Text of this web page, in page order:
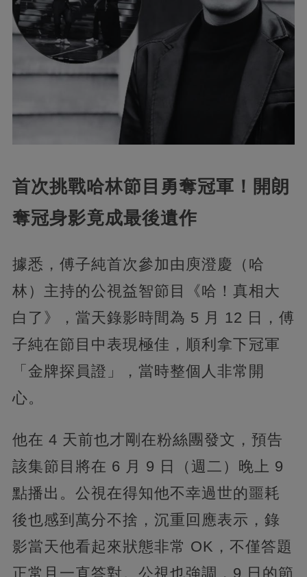
首次挑戰哈林節目勇奪冠軍！開朗
奪冠身影竟成最後遺作
據悉，傅子純首次參加由庾澄慶（哈
林）主持的公視益智節目《哈！真相大
白了》，當天錄影時間為 5 月 12 日，傅
子純在節目中表現極佳，順利拿下冠軍
「金牌探員證」，當時整個人非常開
心。
他在 4 天前也才剛在粉絲團發文，預告
該集節目將在 6 月 9 日（週二）晚上 9
點播出。公視在得知他不幸過世的噩耗
後也感到萬分不捨，沉重回應表示，錄
影當天他看起來狀態非常 OK，不僅答題
正常且一直答對。公視也強調，9 日的節